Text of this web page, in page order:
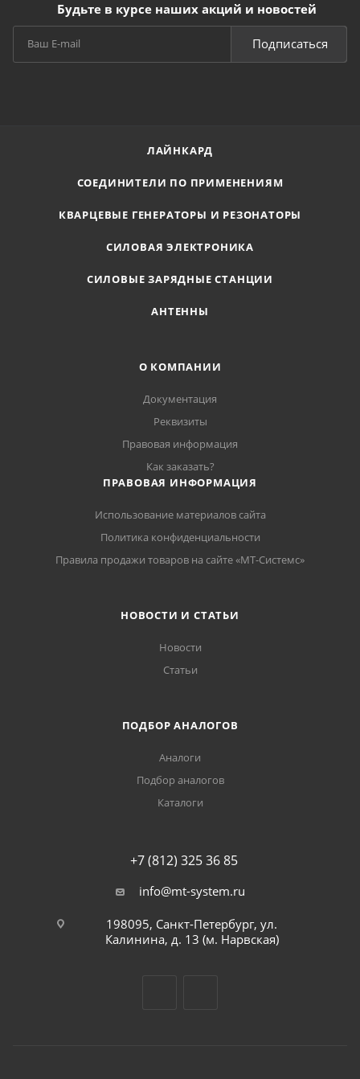
Будьте в курсе наших акций и новостей
Подписаться
ЛАЙНКАРД
СОЕДИНИТЕЛИ ПО ПРИМЕНЕНИЯМ
КВАРЦЕВЫЕ ГЕНЕРАТОРЫ И РЕЗОНАТОРЫ
СИЛОВАЯ ЭЛЕКТРОНИКА
СИЛОВЫЕ ЗАРЯДНЫЕ СТАНЦИИ
АНТЕННЫ
О КОМПАНИИ
Документация
Реквизиты
Правовая информация
Как заказать?
ПРАВОВАЯ ИНФОРМАЦИЯ
Использование материалов сайта
Политика конфиденциальности
Правила продажи товаров на сайте «МТ-Системс»
НОВОСТИ И СТАТЬИ
Новости
Статьи
ПОДБОР АНАЛОГОВ
Аналоги
Подбор аналогов
Каталоги
+7 (812) 325 36 85
info@mt-system.ru
198095, Санкт-Петербург, ул.
Калинина, д. 13 (м. Нарвская)